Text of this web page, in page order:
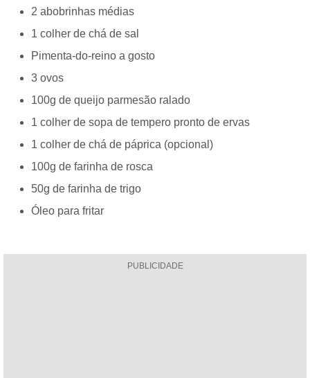
2 abobrinhas médias
1 colher de chá de sal
Pimenta-do-reino a gosto
3 ovos
100g de queijo parmesão ralado
1 colher de sopa de tempero pronto de ervas
1 colher de chá de páprica (opcional)
100g de farinha de rosca
50g de farinha de trigo
Óleo para fritar
PUBLICIDADE